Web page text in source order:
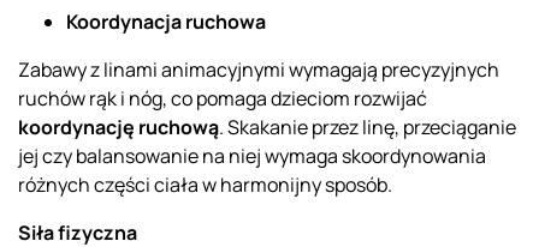
Koordynacja ruchowa
Zabawy z linami animacyjnymi wymagają precyzyjnych
ruchów rąk i nóg, co pomaga dzieciom rozwijać
koordynację ruchową. Skakanie przez linę, przeciąganie
jej czy balansowanie na niej wymaga skoordynowania
różnych części ciała w harmonijny sposób.
Siła fizyczna